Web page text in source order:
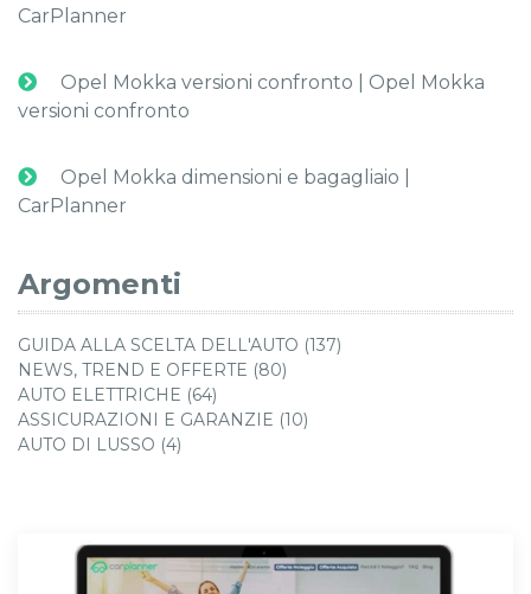
CarPlanner
Opel Mokka versioni confronto | Opel Mokka
versioni confronto
Opel Mokka dimensioni e bagagliaio |
CarPlanner
Argomenti
GUIDA ALLA SCELTA DELL'AUTO (137)
NEWS, TREND E OFFERTE (80)
AUTO ELETTRICHE (64)
ASSICURAZIONI E GARANZIE (10)
AUTO DI LUSSO (4)